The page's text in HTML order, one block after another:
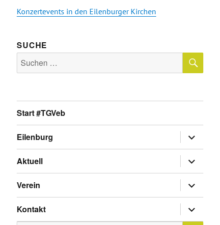
Konzertevents in den Eilenburger Kirchen
SUCHE
Suche
nach:
Start #TGVeb
Eilenburg
anzeigen
Aktuell
anzeigen
Verein
anzeigen
Kontakt
anzeigen